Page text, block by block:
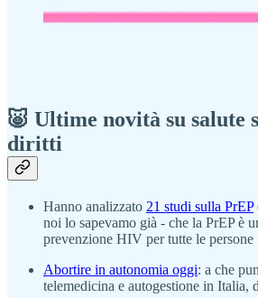
🐷 Ultime novità su salute
diritti
Hanno analizzato 21 studi sulla PrEP
noi lo sapevamo già - che la PrEP è
prevenzione HIV per tutte le persone
Abortire in autonomia oggi: a che
telemedicina e autogestione in Italia,